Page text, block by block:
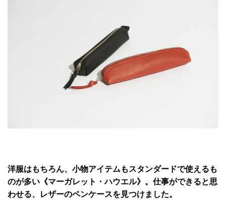
洋服はもちろん、小物アイテムもスタンダードで使えるも
のが多い《マーガレット・ハウエル》。仕事ができると思
わせる、レザーのペンケースを見つけました。